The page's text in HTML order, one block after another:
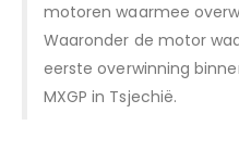
motoren waarmee
Waaronder de motor
eerste overwinning
MXGP in Tsjechië.